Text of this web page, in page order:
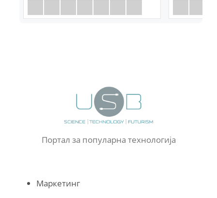
Портал за популарна технологија
Маркетинг